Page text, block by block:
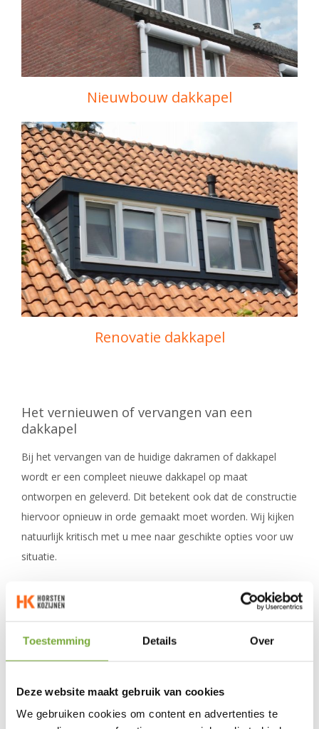
Toestemming Details Over
Deze website maakt gebruik van cookies
We gebruiken cookies om content en advertenties te
Nieuwbouw dakkapel
Renovatie dakkapel
Het vernieuwen of vervangen van een
dakkapel
Bij het vervangen van de huidige dakramen of dakkapel
wordt er een compleet nieuwe dakkapel op maat
ontworpen en geleverd. Dit betekent ook dat de constructie
hiervoor opnieuw in orde gemaakt moet worden. Wij kijken
natuurlijk kritisch met u mee naar geschikte opties voor uw
situatie.
Tijdens een persoonlijk adviesgesprek bespreken we uw
eisen, wensen en andere relevante zaken. We houden
Hoe lang duurt de plaatsing of renovatie?